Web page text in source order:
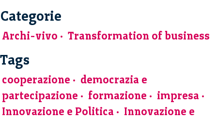
Categorie
Archi-vivo Transformation of business
Tags
cooperazione
democrazia e
partecipazione
formazione
impresa
Innovazione e Politica
Innovazione e